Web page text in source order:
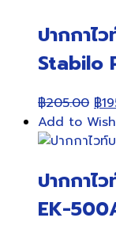
ปากกาไ
Stabilo
฿205.00 ฿
Add to
ปากกาไ
EK-